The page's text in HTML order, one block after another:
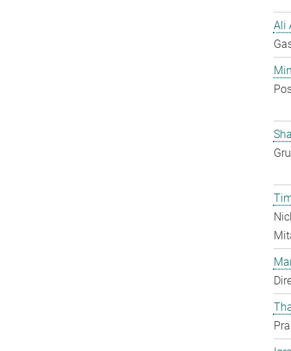
Ali